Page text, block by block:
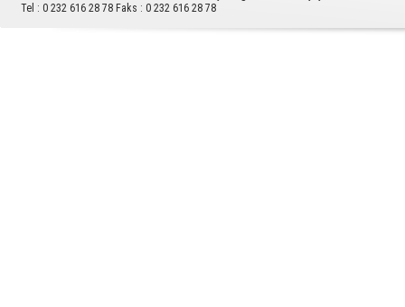
Tel : 0 232 616 28 78 Faks : 0 232 616 28 78